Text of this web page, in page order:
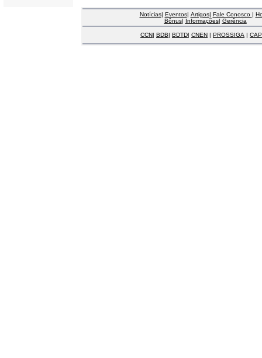
Notícias| Eventos| Artigos| Fale Conosco |
Bônus| Informações| Gerência
CCN| BDB| BDTD| CNEN | PROSSIGA |